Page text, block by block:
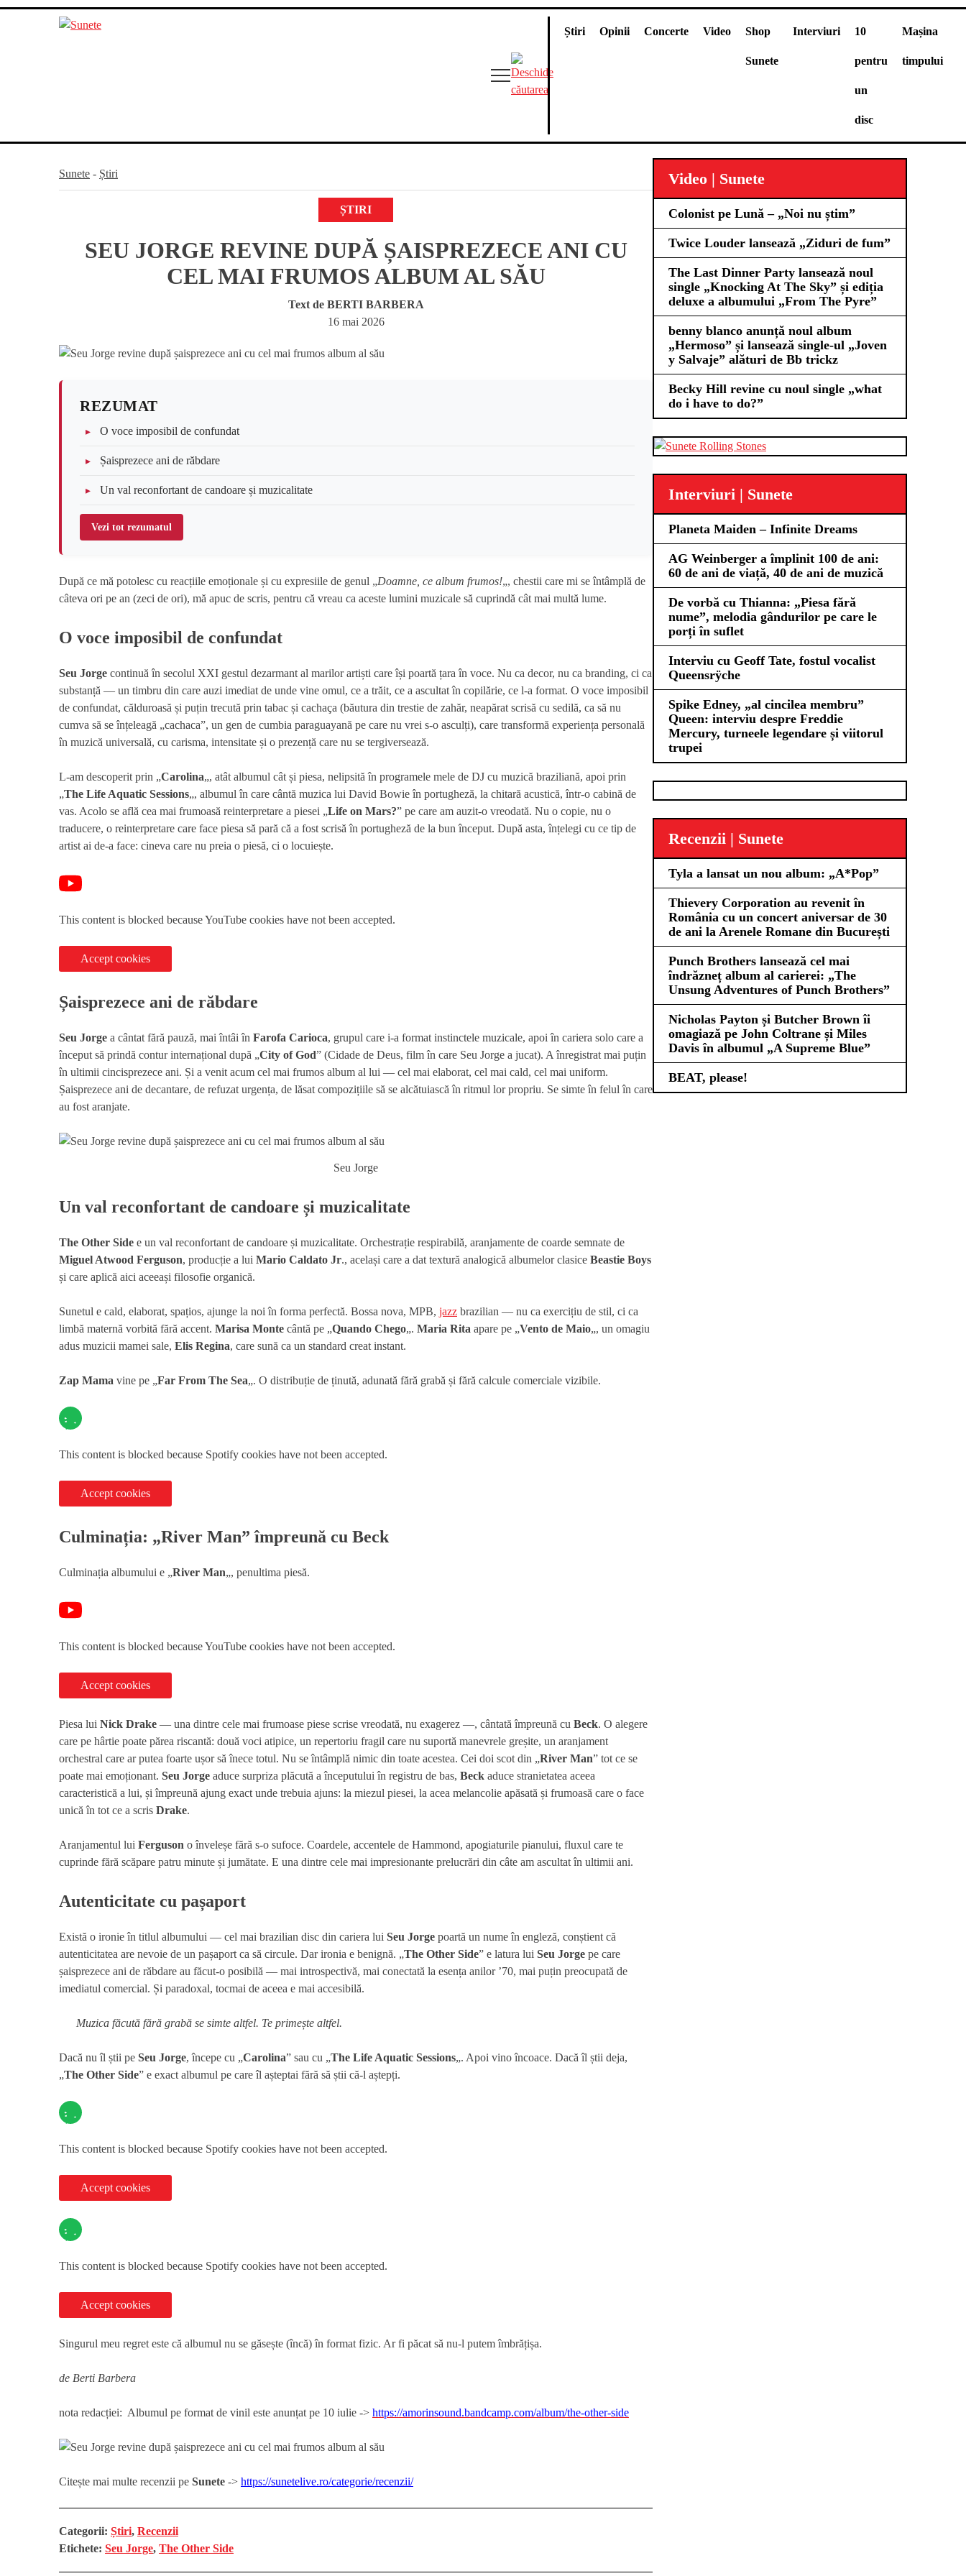
Știri Opinii Concerte Video Shop
Sunete
Interviuri 10
pentru
un
disc
Mașina
timpului
Sunete - Știri
ȘTIRI
SEU JORGE REVINE DUPĂ ȘAISPREZECE ANI CU
CEL MAI FRUMOS ALBUM AL SĂU
Text de BERTI BARBERA
16 mai 2026
REZUMAT
O voce imposibil de confundat
Șaisprezece ani de răbdare
Un val reconfortant de candoare și muzicalitate
Vezi tot rezumatul
După ce mă potolesc cu reacțiile emoționale și cu expresiile de genul „Doamne, ce album frumos!„, chestii care mi se întâmplă de
câteva ori pe an (zeci de ori), mă apuc de scris, pentru că vreau ca aceste lumini muzicale să cuprindă cât mai multă lume.
O voce imposibil de confundat
Seu Jorge continuă în secolul XXI gestul dezarmant al marilor artiști care își poartă țara în voce. Nu ca decor, nu ca branding, ci ca
substanță — un timbru din care auzi imediat de unde vine omul, ce a trăit, ce a ascultat în copilărie, ce l-a format. O voce imposibil
de confundat, călduroasă și puțin trecută prin tabac și cachaça (băutura din trestie de zahăr, neapărat scrisă cu sedilă, ca să nu
cumva să se înțeleagă „cachaca”, un gen de cumbia paraguayană pe care nu vrei s-o asculți), care transformă experiența personală
în muzică universală, cu carisma, intensitate și o prezență care nu se tergiversează.
L-am descoperit prin „Carolina„, atât albumul cât și piesa, nelipsită în programele mele de DJ cu muzică braziliană, apoi prin
„The Life Aquatic Sessions„, albumul în care cântă muzica lui David Bowie în portugheză, la chitară acustică, într-o cabină de
vas. Acolo se află cea mai frumoasă reinterpretare a piesei „Life on Mars?” pe care am auzit-o vreodată. Nu o copie, nu o
traducere, o reinterpretare care face piesa să pară că a fost scrisă în portugheză de la bun început. După asta, înțelegi cu ce tip de
artist ai de-a face: cineva care nu preia o piesă, ci o locuiește.
This content is blocked because YouTube cookies have not been accepted.
Accept cookies
Șaisprezece ani de răbdare
Seu Jorge a cântat fără pauză, mai întâi în Farofa Carioca, grupul care i-a format instinctele muzicale, apoi în cariera solo care a
început să prindă contur internațional după „City of God” (Cidade de Deus, film în care Seu Jorge a jucat). A înregistrat mai puțin
în ultimii cincisprezece ani. Și a venit acum cel mai frumos album al lui — cel mai elaborat, cel mai cald, cel mai uniform.
Șaisprezece ani de decantare, de refuzat urgența, de lăsat compozițiile să se alcătuiască în ritmul lor propriu. Se simte în felul în care
au fost aranjate.
Seu Jorge
Un val reconfortant de candoare și muzicalitate
The Other Side e un val reconfortant de candoare și muzicalitate. Orchestrație respirabilă, aranjamente de coarde semnate de
Miguel Atwood Ferguson, producție a lui Mario Caldato Jr., același care a dat textură analogică albumelor clasice Beastie Boys
și care aplică aici aceeași filosofie organică.
Sunetul e cald, elaborat, spațios, ajunge la noi în forma perfectă. Bossa nova, MPB, jazz brazilian — nu ca exercițiu de stil, ci ca
limbă maternă vorbită fără accent. Marisa Monte cântă pe „Quando Chego„. Maria Rita apare pe „Vento de Maio„, un omagiu
adus muzicii mamei sale, Elis Regina, care sună ca un standard creat instant.
Zap Mama vine pe „Far From The Sea„. O distribuție de ținută, adunată fără grabă și fără calcule comerciale vizibile.
This content is blocked because Spotify cookies have not been accepted.
Accept cookies
Culminația: „River Man” împreună cu Beck
Culminația albumului e „River Man„, penultima piesă.
This content is blocked because YouTube cookies have not been accepted.
Accept cookies
Piesa lui Nick Drake — una dintre cele mai frumoase piese scrise vreodată, nu exagerez —, cântată împreună cu Beck. O alegere
care pe hârtie poate părea riscantă: două voci atipice, un repertoriu fragil care nu suportă manevrele greșite, un aranjament
orchestral care ar putea foarte ușor să înece totul. Nu se întâmplă nimic din toate acestea. Cei doi scot din „River Man” tot ce se
poate mai emoționant. Seu Jorge aduce surpriza plăcută a începutului în registru de bas, Beck aduce stranietatea aceea
caracteristică a lui, și împreună ajung exact unde trebuia ajuns: la miezul piesei, la acea melancolie apăsată și frumoasă care o face
unică în tot ce a scris Drake.
Aranjamentul lui Ferguson o înveleșe fără s-o sufoce. Coardele, accentele de Hammond, apogiaturile pianului, fluxul care te
cuprinde fără scăpare patru minute și jumătate. E una dintre cele mai impresionante prelucrări din câte am ascultat în ultimii ani.
Autenticitate cu pașaport
Există o ironie în titlul albumului — cel mai brazilian disc din cariera lui Seu Jorge poartă un nume în engleză, conștient că
autenticitatea are nevoie de un pașaport ca să circule. Dar ironia e benignă. „The Other Side” e latura lui Seu Jorge pe care
șaisprezece ani de răbdare au făcut-o posibilă — mai introspectivă, mai conectată la esența anilor ’70, mai puțin preocupată de
imediatul comercial. Și paradoxal, tocmai de aceea e mai accesibilă.
Muzica făcută fără grabă se simte altfel. Te primește altfel.
Dacă nu îl știi pe Seu Jorge, începe cu „Carolina” sau cu „The Life Aquatic Sessions„. Apoi vino încoace. Dacă îl știi deja,
„The Other Side” e exact albumul pe care îl așteptai fără să știi că-l aștepți.
This content is blocked because Spotify cookies have not been accepted.
Accept cookies
This content is blocked because Spotify cookies have not been accepted.
Accept cookies
Singurul meu regret este că albumul nu se găsește (încă) în format fizic. Ar fi păcat să nu-l putem îmbrățișa.
de Berti Barbera
nota redacției: Albumul pe format de vinil este anunțat pe 10 iulie -> https://amorinsound.bandcamp.com/album/the-other-side
Citește mai multe recenzii pe Sunete -> https://sunetelive.ro/categorie/recenzii/
Categorii: Știri, Recenzii
Etichete: Seu Jorge, The Other Side
Video | Sunete
Colonist pe Lună – „Noi nu știm”
Twice Louder lansează „Ziduri de fum”
The Last Dinner Party lansează noul
single „Knocking At The Sky” și ediția
deluxe a albumului „From The Pyre”
benny blanco anunță noul album
„Hermoso” și lansează single-ul „Joven
y Salvaje” alături de Bb trickz
Becky Hill revine cu noul single „what
do i have to do?”
Interviuri | Sunete
Planeta Maiden – Infinite Dreams
AG Weinberger a împlinit 100 de ani:
60 de ani de viață, 40 de ani de muzică
De vorbă cu Thianna: „Piesa fără
nume”, melodia gândurilor pe care le
porți în suflet
Interviu cu Geoff Tate, fostul vocalist
Queensrÿche
Spike Edney, „al cincilea membru”
Queen: interviu despre Freddie
Mercury, turneele legendare și viitorul
trupei
Recenzii | Sunete
Tyla a lansat un nou album: „A*Pop”
Thievery Corporation au revenit în
România cu un concert aniversar de 30
de ani la Arenele Romane din București
Punch Brothers lansează cel mai
îndrăzneț album al carierei: „The
Unsung Adventures of Punch Brothers”
Nicholas Payton și Butcher Brown îi
omagiază pe John Coltrane și Miles
Davis în albumul „A Supreme Blue”
BEAT, please!